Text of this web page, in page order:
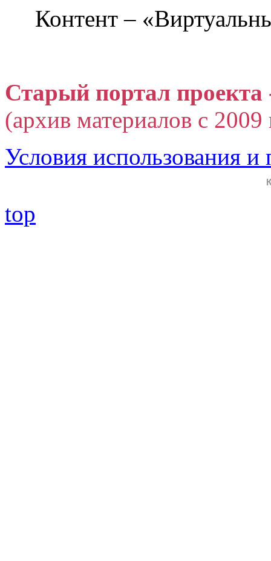
Контент –
Старый портал
(архив материалов с
Условия использования
top